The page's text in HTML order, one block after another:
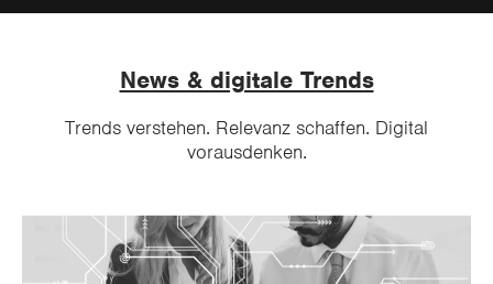
News & digitale Trends
Trends verstehen. Relevanz schaffen. Digital
vorausdenken.